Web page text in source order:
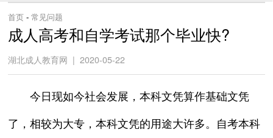
首页 -常见问题
成人高考和自学考试那个毕业快?
湖北成人教育网 | 2020-05-22
今日现如今社会发展，本科文凭算作基础文凭
了，相较为大专，本科文凭的用途大许多。自考本科